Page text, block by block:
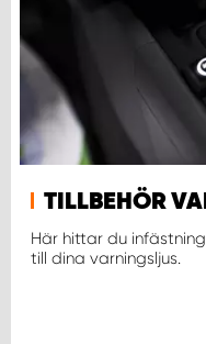
TILLBEHÖR
Här hittar du
till dina varningsljus.